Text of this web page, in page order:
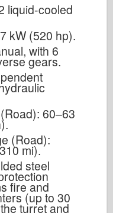
liquid-cooled
kW (520 hp).
with 6
gears.
60–63
(Road):
mi).
steel
fire and
(up to 30
turret and